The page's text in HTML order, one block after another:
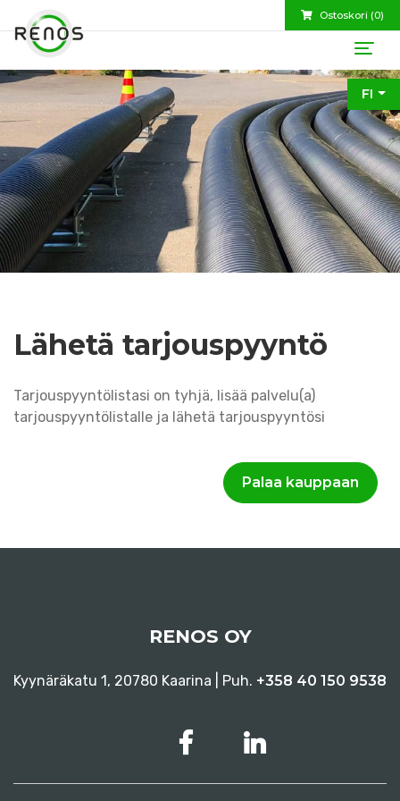
Ostoskori (0)
FI
Lähetä tarjouspyyntö
Tarjouspyyntölistasi on tyhjä, lisää palvelu(a)
tarjouspyyntölistalle ja lähetä tarjouspyyntösi
Palaa kauppaan
RENOS OY
Kyynäräkatu 1, 20780 Kaarina | Puh. +358 40 150 9538